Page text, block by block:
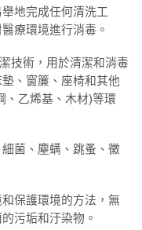
地完成任何清洗工
療環境進行消毒。
技術，用於清潔和消毒
、窗簾、座椅和其他
、乙烯基、木材)等環
菌、塵螨、跳蚤、黴
保護環境的方法，無
污垢和汙染物。